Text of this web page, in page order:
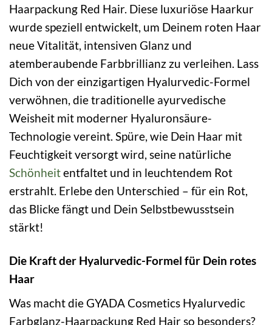
Haarpackung Red Hair. Diese luxuriöse Haarkur
wurde speziell entwickelt, um Deinem roten Haar
neue Vitalität, intensiven Glanz und
atemberaubende Farbbrillianz zu verleihen. Lass
Dich von der einzigartigen Hyalurvedic-Formel
verwöhnen, die traditionelle ayurvedische
Weisheit mit moderner Hyaluronsäure-
Technologie vereint. Spüre, wie Dein Haar mit
Feuchtigkeit versorgt wird, seine natürliche
Schönheitentfaltet und in leuchtendem Rot
erstrahlt. Erlebe den Unterschied – für ein Rot,
das Blicke fängt und Dein Selbstbewusstsein
stärkt!
Die Kraft der Hyalurvedic-Formel für Dein rotes
Haar
Was macht die GYADA Cosmetics Hyalurvedic
Farbglanz-Haarpackung Red Hair so besonders?